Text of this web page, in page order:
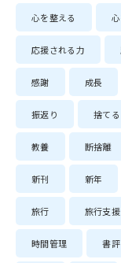
心を整える
応援される力
感謝 成長
振返り 捨てる
教養 断捨離
新刊 新年
旅行 旅行支援
時間管理 書評